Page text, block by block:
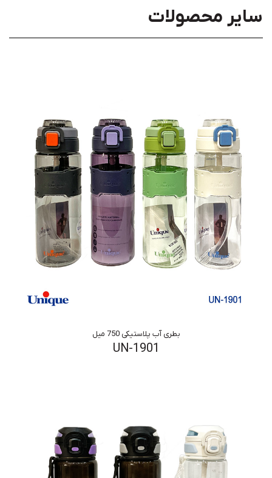
سایر محصولات
بطری آب پلاستیکی 750 میل
UN-1901